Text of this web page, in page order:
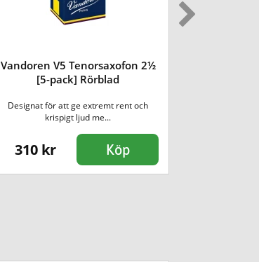
Vandoren V5 Tenorsaxofon 2½
[5-pack] Rörblad
Designat för att ge extremt rent och
krispigt ljud me...
310 kr Köp